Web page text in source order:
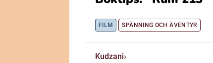
FILM SPÄNNING OCH ÄVENTYR
Kudzani